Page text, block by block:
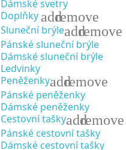
Dámské svetry
Doplňky addremove
Sluneční brýleaddremove
Pánské sluneční brýle
Dámské sluneční brýle
Ledvinky
Peněženkyaddremove
Pánské peněženky
Dámské peněženky
Cestovní taškyaddremove
Pánské cestovní tašky
Dámské cestovní tašky